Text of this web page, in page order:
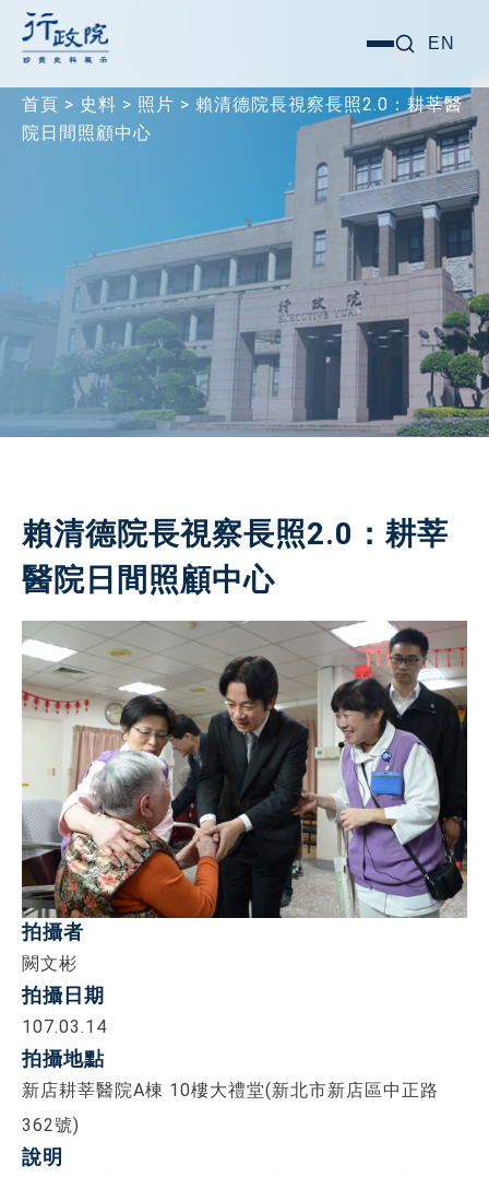
主
選
EN
首頁 > 史料 > 照片 > 賴清德院長視察長照2.0：耕莘醫
院日間照顧中心
賴清德院長視察長照2.0：耕莘
醫院日間照顧中心
拍攝者
闕文彬
拍攝日期
107.03.14
拍攝地點
新店耕莘醫院A棟 10樓大禮堂(新北市新店區中正路
362號)
說明